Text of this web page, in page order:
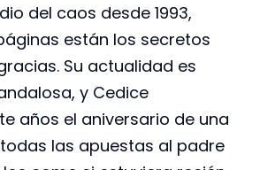
del caos desde 1993,
están los secretos
Su actualidad es
y Cedice
años el aniversario de una
las apuestas al padre